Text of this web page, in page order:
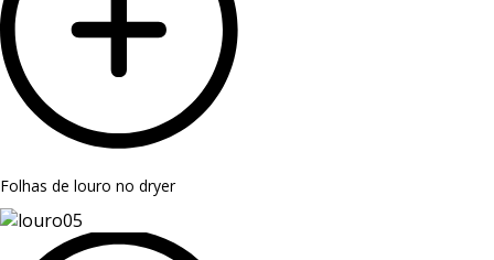
Folhas de louro no dryer